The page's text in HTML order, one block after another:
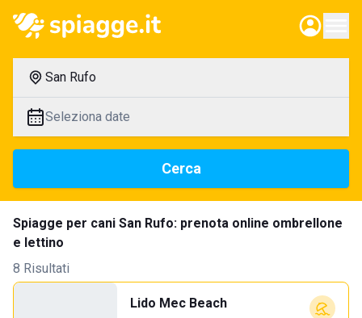
San Rufo
Seleziona date
Cerca
Spiagge per cani San Rufo: prenota online ombrellone
e lettino
8 Risultati
Lido Mec Beach